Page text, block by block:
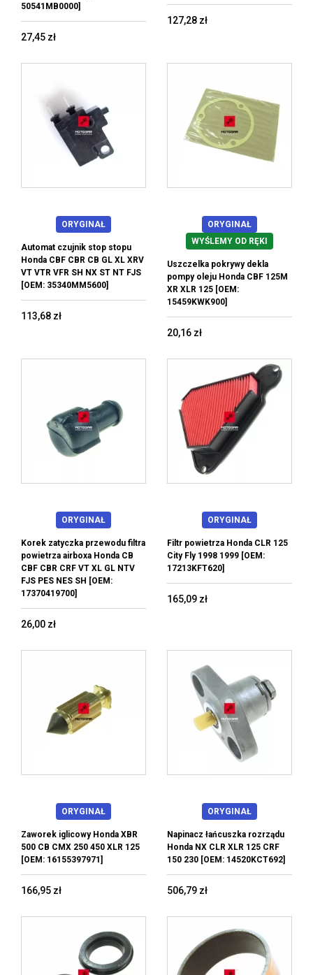
50541MB0000]
27,45 zł
127,28 zł
ORYGINAŁ
Automat czujnik stop stopu
Honda CBF CBR CB GL XL XRV
VT VTR VFR SH NX ST NT FJS
[OEM: 35340MM5600]
113,68 zł
ORYGINAŁ
WYŚLEMY OD RĘKI
Uszczelka pokrywy dekla
pompy oleju Honda CBF 125M
XR XLR 125 [OEM:
15459KWK900]
20,16 zł
ORYGINAŁ
Korek zatyczka przewodu filtra
powietrza airboxa Honda CB
CBF CBR CRF VT XL GL NTV
FJS PES NES SH [OEM:
17370419700]
26,00 zł
ORYGINAŁ
Filtr powietrza Honda CLR 125
City Fly 1998 1999 [OEM:
17213KFT620]
165,09 zł
ORYGINAŁ
Zaworek iglicowy Honda XBR
500 CB CMX 250 450 XLR 125
[OEM: 16155397971]
166,95 zł
ORYGINAŁ
Napinacz łańcuszka rozrządu
Honda NX CLR XLR 125 CRF
150 230 [OEM: 14520KCT692]
506,79 zł